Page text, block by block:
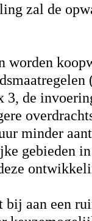
zal de
worden
3, de
minder
gebieden
bij aan een